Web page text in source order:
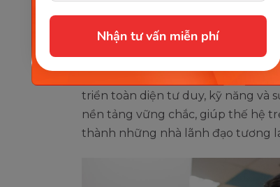
Nhận tư vấn miễn phí
Trung tâm Anh ngữ tại Thái
trẻ em học tiếng Anh như ngôn
bản ngữ. Với phương pháp giảng
triển toàn diện tư duy, kỹ năng và
nền tảng vững chắc, giúp thế hệ
thành những nhà lãnh đạo tương